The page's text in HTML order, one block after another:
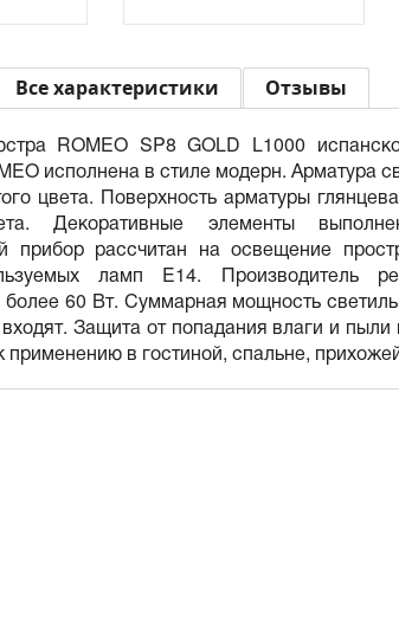
ROMEO SP8 GOLD L1000
исполнена в стиле модерн. Арматура
цвета. Поверхность арматуры
Декоративные элементы
прибор рассчитан на освещение
ламп E14. Производитель
60 Вт. Суммарная мощность
Защита от попадания влаги и
применению в гостиной, спальне,
Все характеристики Отзывы